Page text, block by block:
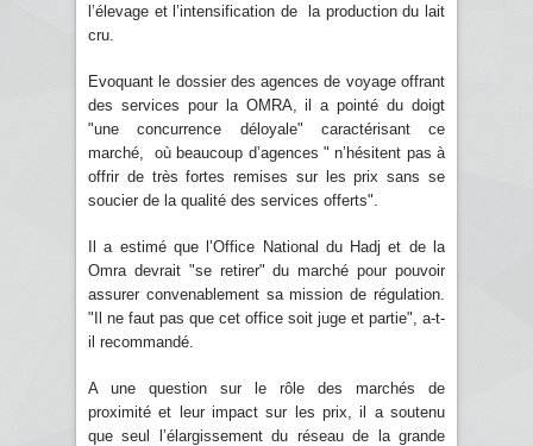
l’élevage et l’intensification de la production du lait
cru.
Evoquant le dossier des agences de voyage offrant
des services pour la OMRA, il a pointé du doigt
"une concurrence déloyale" caractérisant ce
marché, où beaucoup d’agences " n’hésitent pas à
offrir de très fortes remises sur les prix sans se
soucier de la qualité des services offerts".
Il a estimé que l’Office National du Hadj et de la
Omra devrait "se retirer" du marché pour pouvoir
assurer convenablement sa mission de régulation.
"Il ne faut pas que cet office soit juge et partie", a-t-
il recommandé.
A une question sur le rôle des marchés de
proximité et leur impact sur les prix, il a soutenu
que seul l’élargissement du réseau de la grande